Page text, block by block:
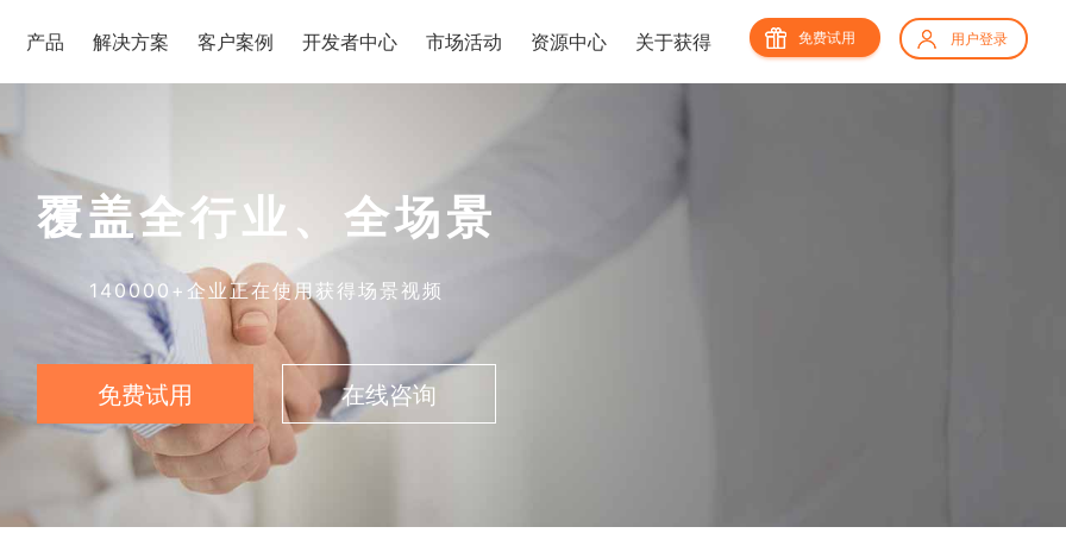
产品 解决方案 客户案例 开发者中心 市场活动 资源中心 关于获得 用户登录
免费试用
覆盖全行业、全场景
140000+企业正在使用获得场景视频
免费试用 在线咨询